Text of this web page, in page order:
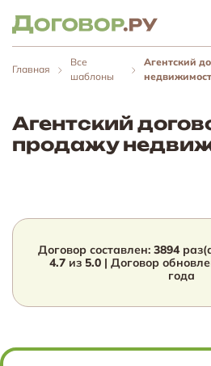
Главная
Все
шаблоны
Агентский
Агентский
продажу
Договор составлен: 3894
4.7 из 5.0 | Договор
года